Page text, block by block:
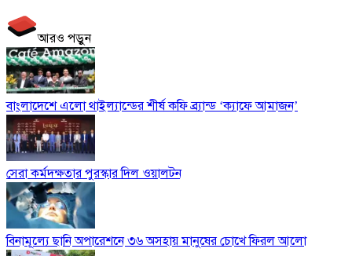
আরও পড়ুন
বাংলাদেশে এলো থাইল্যান্ডের শীর্ষ কফি ব্র্যান্ড ‘ক্যাফে আমাজন’
সেরা কর্মদক্ষতার পুরস্কার দিল ওয়ালটন
বিনামূল্যে ছানি অপারেশনে ৩৬ অসহায় মানুষের চোখে ফিরল আলো